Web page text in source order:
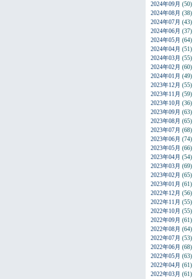
2024年09月 (50)
2024年08月 (38)
2024年07月 (43)
2024年06月 (37)
2024年05月 (64)
2024年04月 (51)
2024年03月 (55)
2024年02月 (60)
2024年01月 (49)
2023年12月 (55)
2023年11月 (59)
2023年10月 (36)
2023年09月 (63)
2023年08月 (65)
2023年07月 (68)
2023年06月 (74)
2023年05月 (66)
2023年04月 (54)
2023年03月 (69)
2023年02月 (65)
2023年01月 (61)
2022年12月 (56)
2022年11月 (55)
2022年10月 (55)
2022年09月 (61)
2022年08月 (64)
2022年07月 (53)
2022年06月 (68)
2022年05月 (63)
2022年04月 (61)
2022年03月 (61)